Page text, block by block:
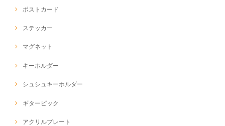
ポストカード
ステッカー
マグネット
キーホルダー
シュシュキーホルダー
ギターピック
アクリルプレート